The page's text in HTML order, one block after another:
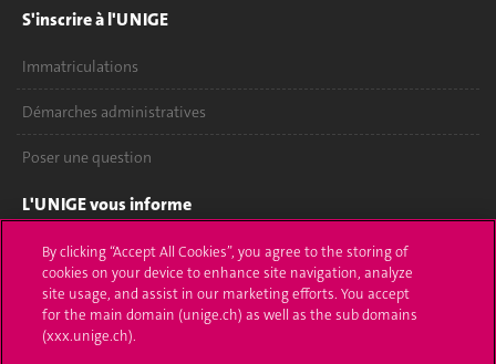
S'inscrire à l'UNIGE
Immatriculations
Démarches administratives
Poser une question
L'UNIGE vous informe
UNIGE Mobile
Médias
Offres d'emploi
By clicking “Accept All Cookies”, you agree to the storing of
cookies on your device to enhance site navigation, analyze
site usage, and assist in our marketing efforts. You accept
for the main domain (unige.ch) as well as the sub domains
(xxx.unige.ch).